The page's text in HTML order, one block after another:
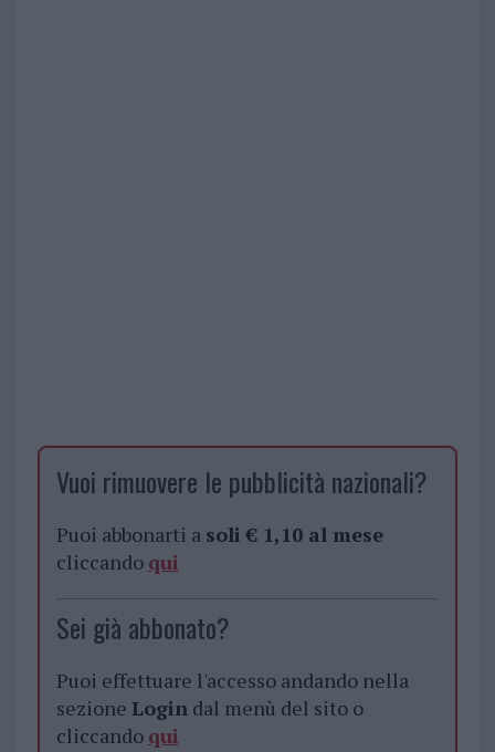
Vuoi rimuovere le pubblicità nazionali?
Puoi abbonarti a soli € 1,10 al mese
cliccando qui
Sei già abbonato?
Puoi effettuare l'accesso andando nella
sezione Logindal menù del sito o
cliccando qui